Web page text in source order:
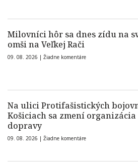
Milovníci hôr sa dnes zídu na
omši na Veľkej Rači
09. 08. 2026 | Žiadne komentáre
Na ulici Protifašistických
Košiciach sa zmení organizácia
dopravy
09. 08. 2026 | Žiadne komentáre